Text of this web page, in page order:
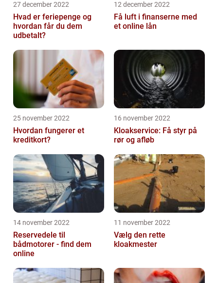
27 december 2022
Hvad er feriepenge og
hvordan får du dem
udbetalt?
12 december 2022
Få luft i finanserne med
et online lån
25 november 2022
Hvordan fungerer et
kreditkort?
16 november 2022
Kloakservice: Få styr på
rør og afløb
14 november 2022
Reservedele til
bådmotorer - find dem
online
11 november 2022
Vælg den rette
kloakmester